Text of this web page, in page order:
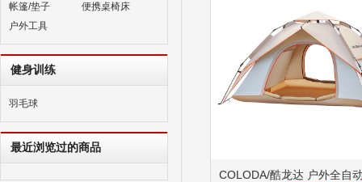
帐篷/垫子
便携桌椅床
户外工具
健身训练
羽毛球
最近浏览过的商品
COLODA/酷龙达 户外全自